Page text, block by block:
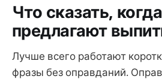
Что сказать, когда
предлагают
Лучше всего работают
фразы без оправданий.